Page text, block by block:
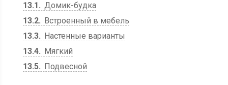
13.1
Домик-будка
13.2
Встроенный в мебель
13.3
Настенные варианты
13.4
Мягкий
13.5
Подвесной